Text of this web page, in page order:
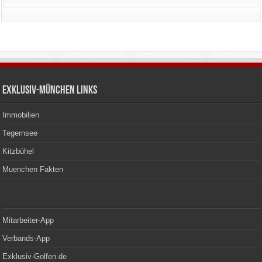
Exklusiv-München Links
Immobilien
Tegernsee
Kitzbühel
Muenchen Fakten
Mitarbeiter-App
Verbands-App
Exklusiv-Golfen.de